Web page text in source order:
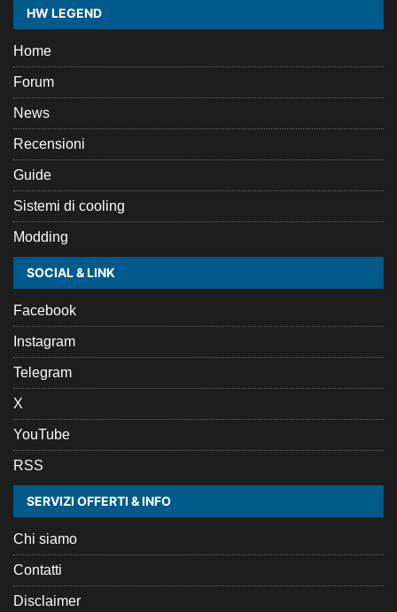
HW LEGEND
Home
Forum
News
Recensioni
Guide
Sistemi di cooling
Modding
SOCIAL & LINK
Facebook
Instagram
Telegram
X
YouTube
RSS
SERVIZI OFFERTI & INFO
Chi siamo
Contatti
Disclaimer